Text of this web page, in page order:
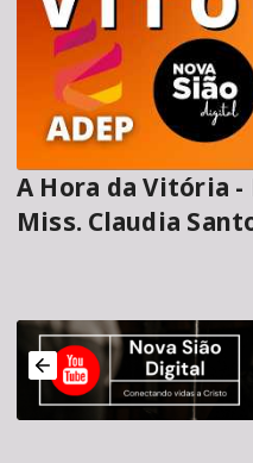
A Hora da Vitória - Pr. Wagner Santos e
Miss. Claudia